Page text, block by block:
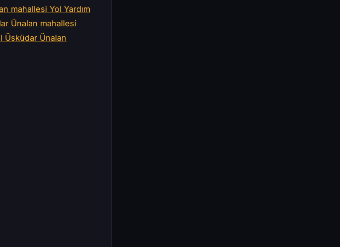
mahallesi Yol Yardım
Ünalan mahallesi
Üsküdar Ünalan